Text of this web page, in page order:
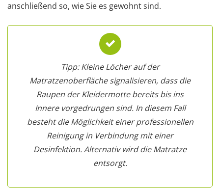
anschließend so, wie Sie es gewohnt sind.
Tipp: Kleine Löcher auf der
Matratzenoberfläche signalisieren, dass die
Raupen der Kleidermotte bereits bis ins
Innere vorgedrungen sind. In diesem Fall
besteht die Möglichkeit einer professionellen
Reinigung in Verbindung mit einer
Desinfektion. Alternativ wird die Matratze
entsorgt.